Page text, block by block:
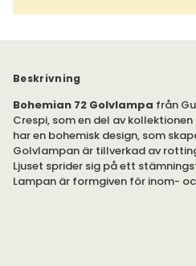
Beskrivning
Bohemian 72 Golvlampa från
Crespi, som en del av
har en bohemisk design, som
Golvlampan är tillverkad av
Ljuset sprider sig på ett
Lampan är formgiven för inom-